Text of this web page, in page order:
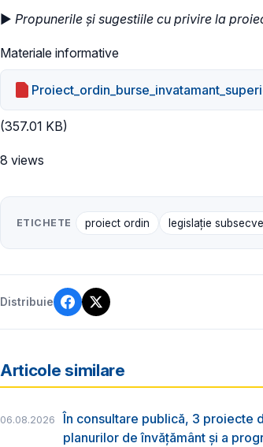
► Propunerile și sugestiile cu privire la
Materiale informative
(357.01 KB)
8 views
ETICHETE proiect ordin legislație
Distribuie
Articole similare
06.08.2026
În consultare publică, 3 proiecte
planurilor de învățământ și a